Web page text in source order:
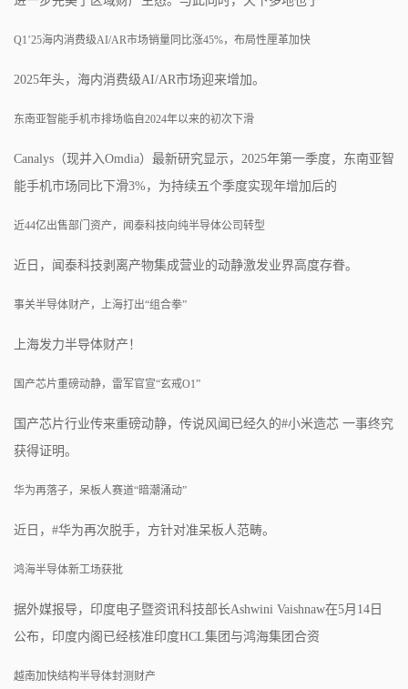
Q1’25海内消费级AI/AR市场销量同比涨45%，布局性厘革加快
2025年头，海内消费级AI/AR市场迎来增加。
东南亚智能手机市排场临自2024年以来的初次下滑
Canalys（现并入Omdia）最新研究显示，2025年第一季度，东南亚智
能手机市场同比下滑3%，为持续五个季度实现年增加后的
近44亿出售部门资产，闻泰科技向纯半导体公司转型
近日，闻泰科技剥离产物集成营业的动静激发业界高度存眷。
事关半导体财产，上海打出“组合拳”
上海发力半导体财产！
国产芯片重磅动静，雷军官宣“玄戒O1”
国产芯片行业传来重磅动静，传说风闻已经久的#小米造芯 一事终究
获得证明。
华为再落子，呆板人赛道“暗潮涌动”
近日，#华为再次脱手，方针对准呆板人范畴。
鸿海半导体新工场获批
据外媒报导，印度电子暨资讯科技部长Ashwini Vaishnaw在5月14日
公布，印度内阁已经核准印度HCL集团与鸿海集团合资
越南加快结构半导体封测财产